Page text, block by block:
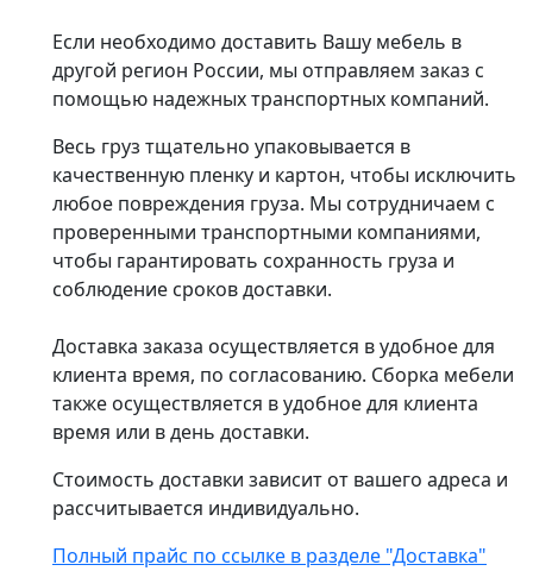
Если необходимо доставить Вашу мебель в
другой регион России, мы отправляем заказ с
помощью надежных транспортных компаний.
Весь груз тщательно упаковывается в
качественную пленку и картон, чтобы исключить
любое повреждения груза. Мы сотрудничаем с
проверенными транспортными компаниями,
чтобы гарантировать сохранность груза и
соблюдение сроков доставки.
Доставка заказа осуществляется в удобное для
клиента время, по согласованию. Сборка мебели
также осуществляется в удобное для клиента
время или в день доставки.
Стоимость доставки зависит от вашего адреса и
рассчитывается индивидуально.
Полный прайс по ссылке в разделе "Доставка"